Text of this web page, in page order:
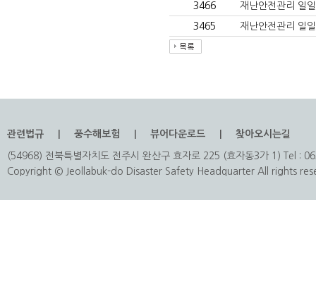
3466 재난안전관리 일
3465 재난안전관리 일
관련법규 풍수해보험 뷰어다운로드 찾아오시는길
(54968) 전북특별자치도 전주시 완산구 효자로 225 (효자동3가 1) Tel :
Copyright © Jeollabuk-do Disaster Safety Headquarter All rights